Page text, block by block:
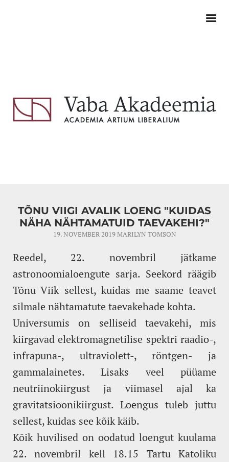
TÕNU VIIGI AVALIK LOENG "KUIDAS
NÄHA NÄHTAMATUID TAEVAKEHI?"
19. NOVEMBER 2019MARILYN TOMSON
Reedel, 22. novembril jätkame
astronoomialoengute sarja. Seekord räägib
Tõnu Viik sellest, kuidas me saame teavet
silmale nähtamatute taevakehade kohta.
Universumis on selliseid taevakehi, mis
kiirgavad elektromagnetilise spektri raadio-,
infrapuna-, ultraviolett-, röntgen- ja
gammalainetes. Lisaks veel püüame
neutriinokiirgust ja viimasel ajal ka
gravitatsioonikiirgust. Loengus tuleb juttu
sellest, kuidas see kõik käib.
Kõik huvilised on oodatud loengut kuulama
22. novembril kell 18.15 Tartu Katoliku